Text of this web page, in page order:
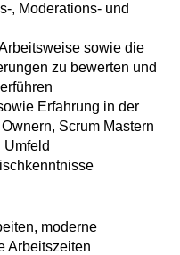
, Moderations- und
sowie die
zu bewerten und
Erfahrung in der
Scrum Mastern
moderne
Arbeitszeiten